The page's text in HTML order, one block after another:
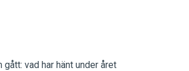
vad har hänt under året